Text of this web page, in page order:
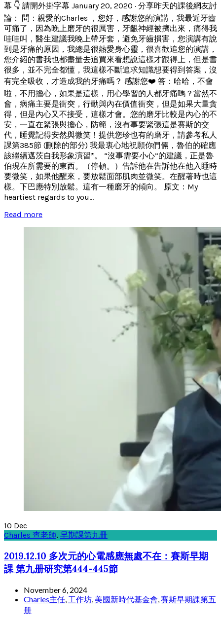
幕 👇 請開外掛字幕 January 20, 2020 · 分享昨天的課後網友討
論： 問：親愛的Charles ，您好，感謝您的演講，我最近牙齒
可痛了，因為晚上磨牙的很厲害，牙齦神經被擠出來，痛得我
哇哇叫，醫生建議我晚上帶牙套，避免牙齒損害，您演講有說
到是牙痛的原因，我總是很熱愛身心靈，很喜歡追您的演講，
您介紹的書我也都盡量去追買來看想說這樣才跟得上，但是書
很多，並不完全都懂，我這樣不斷追求知識想要得到答案，沒
有完全吸收，才造成我的牙痛嗎？ 感謝您❤️ 答：哈哈，不會
啦，不用擔心，如果是這樣，用心學習的人都牙痛嗎？當然不
會，病痛主要是衝突，行動與內在價值衝突，但是如果大量貪
得，但是內心又不接受，這樣才會。您的磨牙比較是內心的不
安，一直在緊張與擔心，防範，沒有事要緊張這是賽斯的交
代，睡覺記得安然與微笑！提供您珍也有的磨牙，請參考私人
課第385節 (刪除的部分) 我最衷心地祝願你們倆，魯伯的確應
該繼續邁茨自我形象演習*。 “沒事需要小心”的建議，正是魯
伯現在所需要的東西。（停頓。）告訴他在告訴他在他入睡時
要微笑，如果他醒來，要放鬆面部肌肉並微笑。在醒著時也這
樣。下巴應特別放鬆。這有一種磨牙的傾向。 原文：My
heartiest regards to you...
Read more
10 Dec
Charles 查老師, 早期課第九冊
2019.12.10 多次元的心電感應無處不在：賽斯早期
課 第九册研究第444-445節
November 6, 2024
Charles主任 工作坊 美國新時代基金會 賽斯早期課第五
册